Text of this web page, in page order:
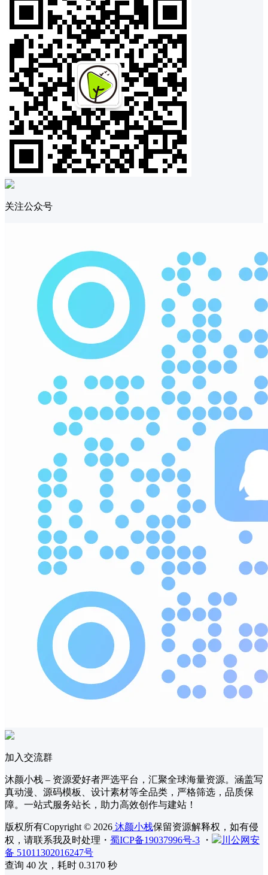
关注公众号
加入交流群
沐颜小栈 – 资源爱好者严选平台，汇聚全球海量资源。涵盖写
真动漫、源码模板、设计素材等全品类，严格筛选，品质保
障。一站式服务站长，助力高效创作与建站！
版权所有Copyright © 2026 沐颜小栈保留资源解释权，如有侵
权，请联系我及时处理 ・ 蜀ICP备19037996号-3 ・
川公网安
备 51011302016247号
查询 40 次，耗时 0.3170 秒